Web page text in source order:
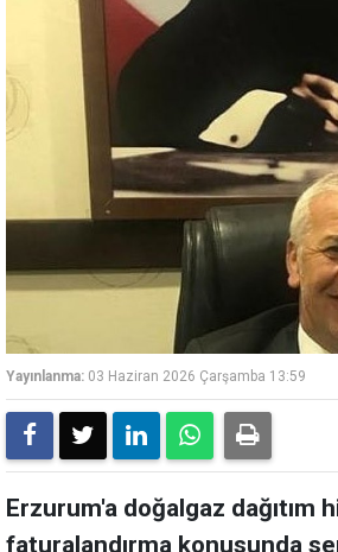
Yayınlanma: 03 Haziran 2026 Çarşamba 13:59
Erzurum'a doğalgaz dağıtım
faturalandırma konusunda